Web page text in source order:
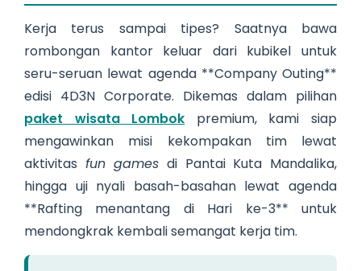
Kerja terus sampai tipes? Saatnya bawa
rombongan kantor keluar dari kubikel untuk
seru-seruan lewat agenda **Company Outing**
edisi 4D3N Corporate. Dikemas dalam pilihan
paket wisata Lombok premium, kami siap
mengawinkan misi kekompakan tim lewat
aktivitas fun games di Pantai Kuta Mandalika,
hingga uji nyali basah-basahan lewat agenda
**Rafting menantang di Hari ke-3** untuk
mendongkrak kembali semangat kerja tim.